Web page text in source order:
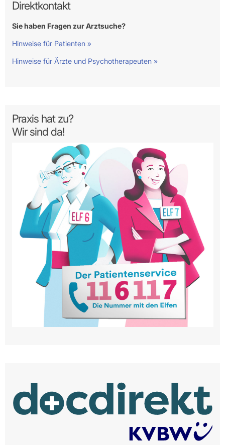
Direktkontakt
Sie haben Fragen zur Arztsuche?
Hinweise für Patienten »
Hinweise für Ärzte und Psychotherapeuten »
Praxis hat zu?
Wir sind da!